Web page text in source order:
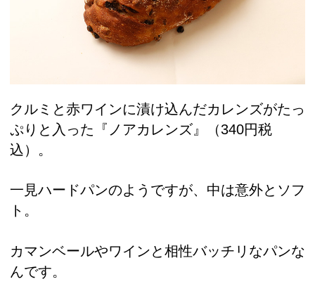
クルミと赤ワインに漬け込んだカレンズがたっ
ぷりと入った『ノアカレンズ』（340円税
込）。
一見ハードパンのようですが、中は意外とソフ
ト。
カマンベールやワインと相性バッチリなパンな
んです。